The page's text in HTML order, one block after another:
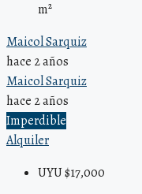
m²
Maicol Sarquiz
hace 2 años
Maicol Sarquiz
hace 2 años
Imperdible
Alquiler
UYU $17,000